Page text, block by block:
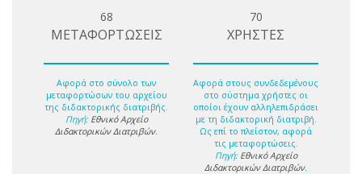
68
ΜΕΤΑΦΟΡΤΩΣΕΙΣ
Αφορά στο σύνολο των
μεταφορτώσων του αρχείου
της διδακτορικής διατριβής.
Πηγή: Εθνικό Αρχείο
Διδακτορικών Διατριβών.
70
ΧΡΗΣΤΕΣ
Αφορά στους συνδεδεμένους
στο σύστημα χρήστες οι
οποίοι έχουν αλληλεπιδράσει
με τη διδακτορική διατριβή.
Ως επί το πλείστον, αφορά
τις μεταφορτώσεις.
Πηγή: Εθνικό Αρχείο
Διδακτορικών Διατριβών.